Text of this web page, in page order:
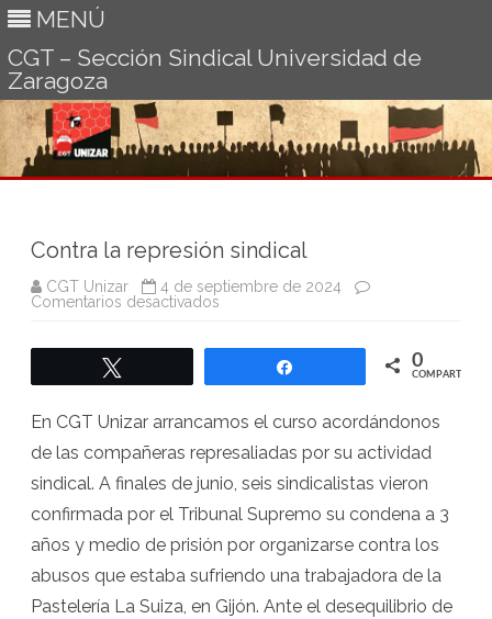
MENÚ
CGT – Sección Sindical Universidad de
Zaragoza
Contra la represión sindical
CGT Unizar
4 de septiembre de 2024
Comentarios desactivados
represión
0
COMPARTIR
En CGT Unizar arrancamos el curso acordándonos
de las compañeras represaliadas por su actividad
sindical. A finales de junio, seis sindicalistas vieron
confirmada por el Tribunal Supremo su condena a 3
años y medio de prisión por organizarse contra los
abusos que estaba sufriendo una trabajadora de la
Pastelería La Suiza, en Gijón. Ante el desequilibrio de